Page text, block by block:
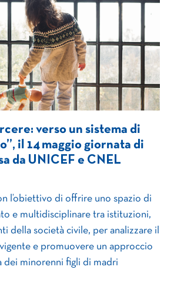
verso un sistema di
il 14 maggio giornata di
da UNICEF e CNEL
l’obiettivo di offrire uno spazio di
e multidisciplinare tra istituzioni,
della società civile, per analizzare il
e promuovere un approccio
dei minorenni figli di madri